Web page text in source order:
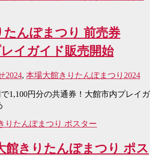
たんぽまつり 前売券
イガイド販売開始
2024, 本場大館きりたんぽまつり2024
1,100円分の共通券！大館市内プレイガ
館きりたんぽまつり ポス